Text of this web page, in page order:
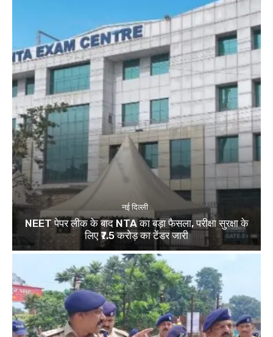
नई दिल्ली
NEET पेपर लीक के बाद NTA का बड़ा फैसला, परीक्षा सुरक्षा के
लिए ₹7.5 करोड़ का टेंडर जारी